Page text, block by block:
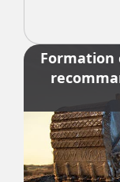
Formation